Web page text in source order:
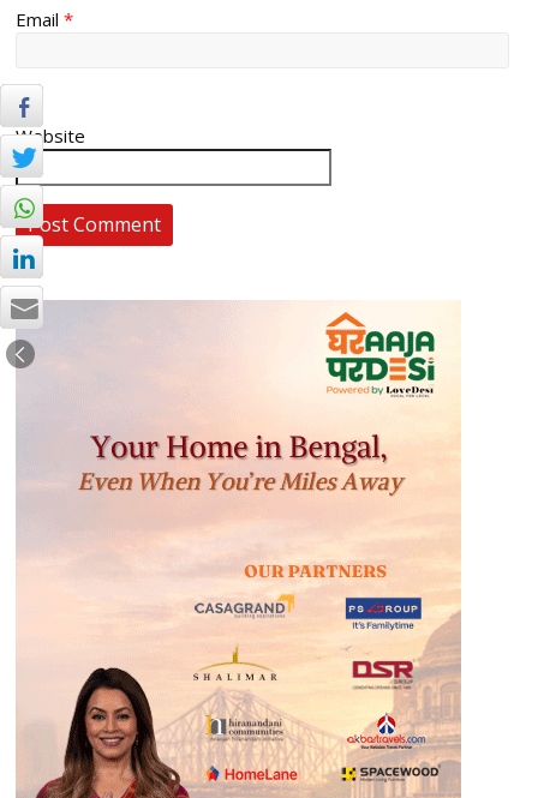
Email*
Website